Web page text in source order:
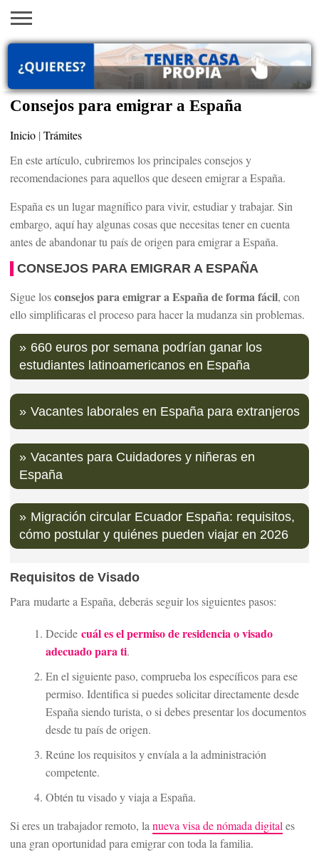
AYUDAS
ECONÓMICAS
VACANTES
EN EEUU
SACA
TU
EMPLEOS
TRÁMITES
PRÉSTAMOS
CURSOS
HOGAR
BELLEZA
Consejos para emigrar a España
Inicio | Trámites
En este artículo, cubriremos los principales consejos y
recomendaciones para aquellos que deseen emigrar a España.
España es un lugar magnífico para vivir, estudiar y trabajar. Sin
embargo, aquí hay algunas cosas que necesitas tener en cuenta
antes de abandonar tu país de origen para emigrar a España.
CONSEJOS PARA EMIGRAR A ESPAÑA
Sigue losconsejos para emigrar a España de forma fácil, con
ello simplificaras el proceso para hacer la mudanza sin problemas.
660 euros por semana podrían ganar los
estudiantes latinoamericanos en España
Vacantes laborales en España para extranjeros
Vacantes para Cuidadores y niñeras en
España
Migración circular Ecuador España: requisitos,
cómo postular y quiénes pueden viajar en 2026
Requisitos de Visado
Para mudarte a España, deberás seguir los siguientes pasos:
Decide cuál es el permiso de residencia o visado
adecuado para ti.
En el siguiente paso, comprueba los específicos para ese
permiso. Identifica si puedes solicitar directamente desde
España siendo turista, o si debes presentar los documentos
desde tu país de origen.
Reúne los requisitos y envíala a la administración
competente.
Obtén tu visado y viaja a España.
Si eres un trabajador remoto, la nueva visa de nómada digital es
una gran oportunidad para emigrar con toda la familia.